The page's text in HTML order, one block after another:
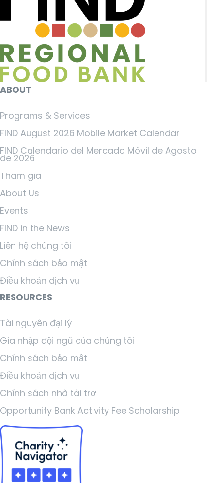
ABOUT
Programs & Services
FIND August 2026 Mobile Market Calendar
FIND Calendario del Mercado Móvil de Agosto
de 2026
Tham gia
About Us
Events
FIND in the News
Liên hệ chúng tôi
Chính sách bảo mật
Điều khoản dịch vụ
RESOURCES
Tài nguyên đại lý
Gia nhập đội ngũ của chúng tôi
Chính sách bảo mật
Điều khoản dịch vụ
Chính sách nhà tài trợ
Opportunity Bank Activity Fee Scholarship